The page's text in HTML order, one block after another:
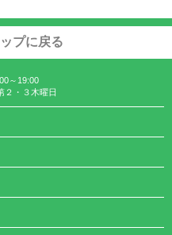
プに戻る
～19:00
２・３木曜日